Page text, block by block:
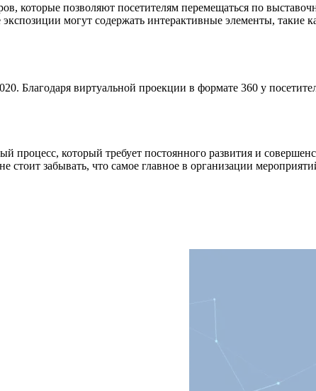
которые позволяют посетителям перемещаться по
могут содержать интерактивные элементы, такие
Благодаря виртуальной проекции в формате 360 у
который требует постоянного развития и
забывать, что самое главное в организации